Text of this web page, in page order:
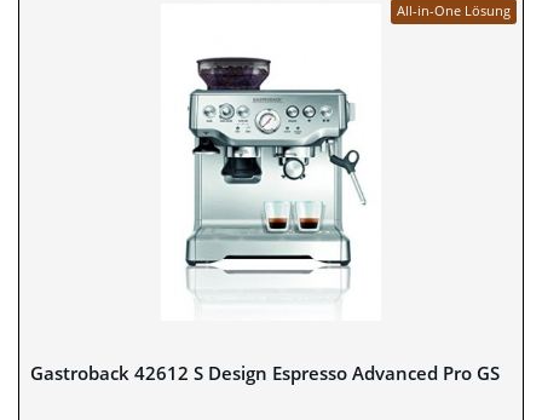
All-in-One Lösung
Gastroback 42612 S Design Espresso Advanced Pro GS